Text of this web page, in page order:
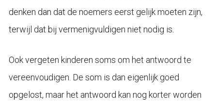
denken dan dat de noemers eerst gelijk moeten zijn,
terwijl dat bij vermenigvuldigen niet nodig is.
Ook vergeten kinderen soms om het antwoord te
vereenvoudigen. De som is dan eigenlijk goed
opgelost, maar het antwoord kan nog korter worden